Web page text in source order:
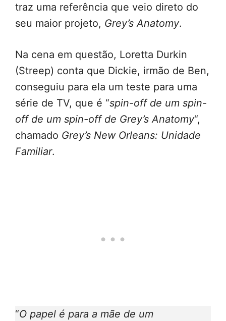
traz uma referência que veio direto do
seu maior projeto, Grey’s Anatomy.
Na cena em questão, Loretta Durkin
(Streep) conta que Dickie, irmão de Ben,
conseguiu para ela um teste para uma
série de TV, que é “spin-off de um spin-
off de um spin-off de Grey’s Anatomy“,
chamado Grey’s New Orleans: Unidade
Familiar.
“O papel é para a mãe de um